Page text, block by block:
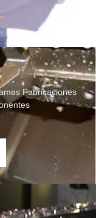
Fabricaciones